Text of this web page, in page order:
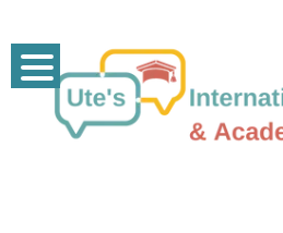
content